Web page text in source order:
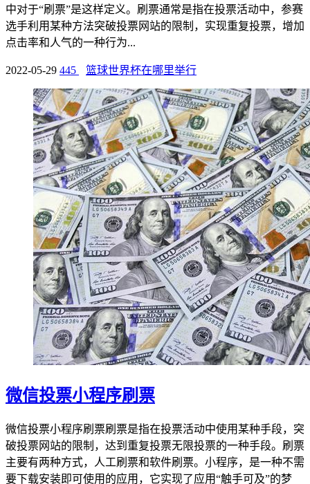
中对于“刷票”是这样定义。刷票通常是指在投票活动中，参赛
选手利用某种方法突破投票网站的限制，实现重复投票，增加
点击率和人气的一种行为...
2022-05-29 445 篮球世界杯在哪里举行
微信投票小程序刷票
微信投票小程序刷票刷票是指在投票活动中使用某种手段，突
破投票网站的限制，达到重复投票无限投票的一种手段。刷票
主要有两种方式，人工刷票和软件刷票。小程序，是一种不需
要下载安装即可使用的应用，它实现了应用“触手可及”的梦